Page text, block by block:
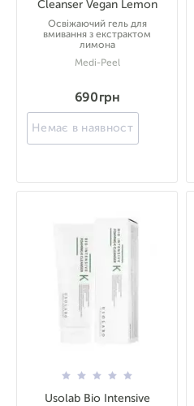
Cleanser Vegan Lemon
Освіжаючий гель для
вмивання з екстрактом
лимона
Medi-Peel
690 грн
Немає в наявності
Usolab Bio Intensive